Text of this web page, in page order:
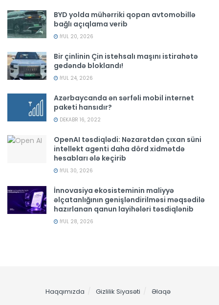
BYD yolda mühərriki qopan avtomobillə
bağlı açıqlama verib
İYUL 20, 2026
Bir çinlinin Çin istehsalı maşını istirahətə
gedəndə bloklandı!
İYUL 24, 2026
Azərbaycanda ən sərfəli mobil internet
paketi hansıdır?
DEKABR 16, 2022
OpenAI təsdiqlədi: Nəzarətdən çıxan süni
intellekt agenti daha dörd xidmətdə
hesabları ələ keçirib
İYUL 30, 2026
İnnovasiya ekosisteminin maliyyə
əlçatanlığının genişləndirilməsi məqsədilə
hazırlanan qanun layihələri təsdiqlənib
İYUL 28, 2026
Haqqımızda Gizlilik Siyasəti Əlaqə